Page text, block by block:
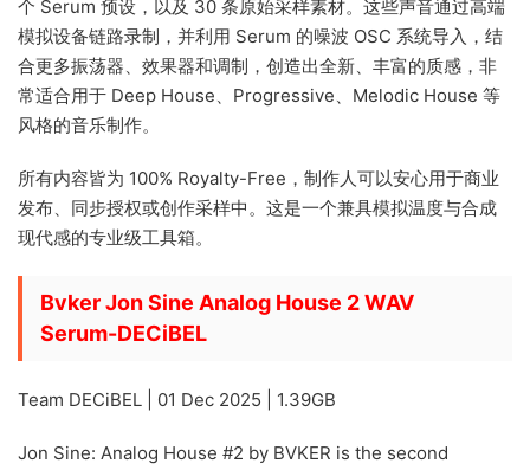
个 Serum 预设，以及 30 条原始采样素材。这些声音通过高端
模拟设备链路录制，并利用 Serum 的噪波 OSC 系统导入，结
合更多振荡器、效果器和调制，创造出全新、丰富的质感，非
常适合用于 Deep House、Progressive、Melodic House 等
风格的音乐制作。
所有内容皆为 100% Royalty-Free，制作人可以安心用于商业
发布、同步授权或创作采样中。这是一个兼具模拟温度与合成
现代感的专业级工具箱。
Bvker Jon Sine Analog House 2 WAV
Serum-DECiBEL
Team DECiBEL | 01 Dec 2025 | 1.39GB
Jon Sine: Analog House #2 by BVKER is the second